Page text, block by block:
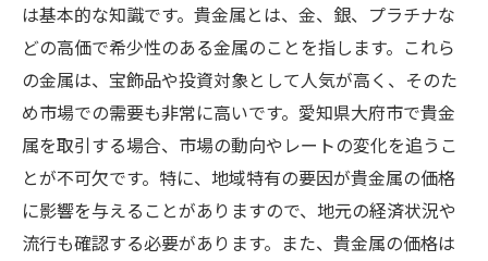
は基本的な知識です。貴金属とは、金、銀、プラチナな
どの高価で希少性のある金属のことを指します。これら
の金属は、宝飾品や投資対象として人気が高く、そのた
め市場での需要も非常に高いです。愛知県大府市で貴金
属を取引する場合、市場の動向やレートの変化を追うこ
とが不可欠です。特に、地域特有の要因が貴金属の価格
に影響を与えることがありますので、地元の経済状況や
流行も確認する必要があります。また、貴金属の価格は